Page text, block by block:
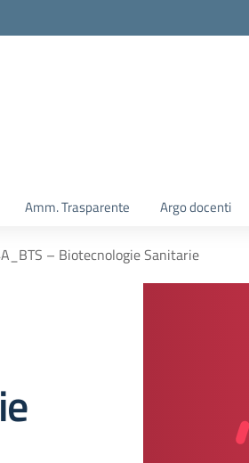
Amm. Trasparente Argo docenti
– Biotecnologie Sanitarie